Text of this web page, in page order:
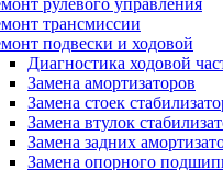
рулевого управления
трансмиссии
подвески и ходовой
Диагностика ходовой
Замена амортизаторов
Замена стоек
Замена втулок
Замена задних
Замена опорного